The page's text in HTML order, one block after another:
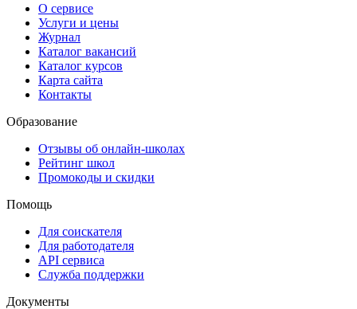
О сервисе
Услуги и цены
Журнал
Каталог вакансий
Каталог курсов
Карта сайта
Контакты
Образование
Отзывы об онлайн-школах
Рейтинг школ
Промокоды и скидки
Помощь
Для соискателя
Для работодателя
API сервиса
Служба поддержки
Документы